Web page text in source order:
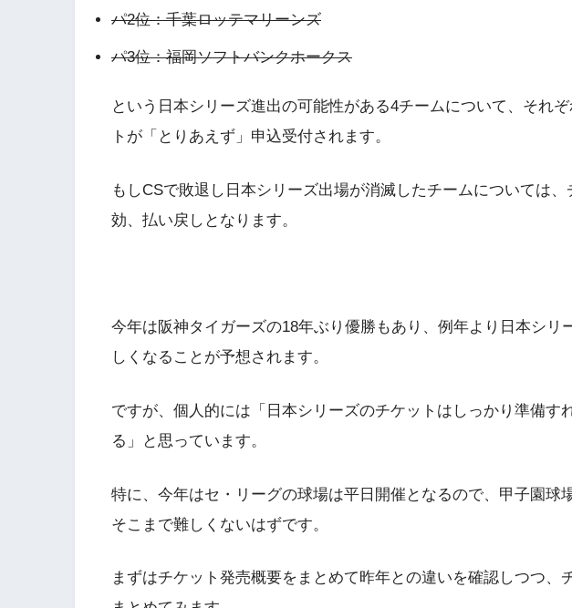
パ2位：千葉ロッテマリーンズ
パ3位：福岡ソフトバンクホークス
という日本シリーズ進出の可能性がある4チームについて、それ
トが「とりあえず」申込受付されます。
もしCSで敗退し日本シリーズ出場が消滅したチームについては
効、払い戻しとなります。
今年は阪神タイガーズの18年ぶり優勝もあり、例年より日本シリ
しくなることが予想されます。
ですが、個人的には「日本シリーズのチケットはしっかり準備す
る」と思っています。
特に、今年はセ・リーグの球場は平日開催となるので、甲子園球
そこまで難しくないはずです。
まずはチケット発売概要をまとめて昨年との違いを確認しつつ、